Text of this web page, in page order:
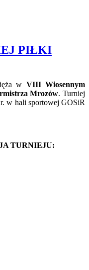
PIŁKI
w VIII Wiosennym
Mrozów. Turniej
w hali sportowej GOSiR
TURNIEJU: